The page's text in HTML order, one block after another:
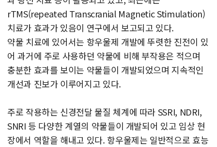
rTMS(repeated Transcranial Magnetic Stimulation)
치료가 효과가 있음이 연구에서 보고되고 있다.
약물 치료에 있어서는 항우울제 개발에 뚜렷한 진전이 있
어 과거에 주로 사용하던 약물에 비해 부작용은 적으며
충분한 효과를 보이는 약물들이 개발되었으며 지속적인
개선과 진보가 이루어지고 있다.
주로 작용하는 신경전달 물질 체계에 따라 SSRI, NDRI,
SNRI 등 다양한 계열의 약물들이 개발되어 있고 임상 현
장에서 역할을 해내고 있다. 항우울제는 일반적으로 효능